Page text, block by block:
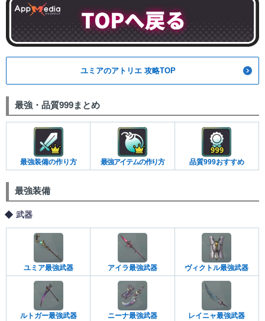
ユミアのアトリエ 攻略TOP
最強・品質999まとめ
最強装備の作り方 最強アイテムの作り方 品質999おすすめ
最強装備
武器
ユミア最強武器 アイラ最強武器 ヴィクトル最強武器
ルトガー最強武器 ニーナ最強武器 レイニャ最強武器